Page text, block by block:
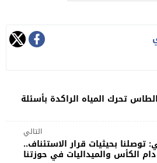
الكان 2026.. الطاس تحرك المياه الراكدة بأسئلة
التالي
توصلنا بحيثيات قرار الاستئناف..
الكأس والميداليات في حوزتنا